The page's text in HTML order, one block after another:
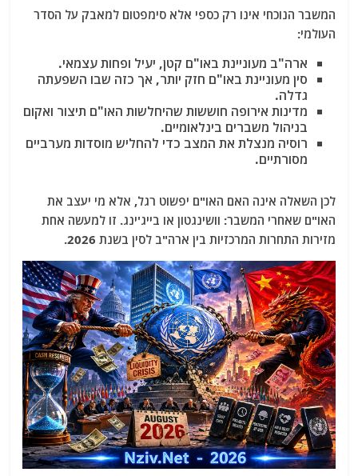
המשבר הנוכחי אינו רק כספי אלא סימפטום למאבק על הסדר
העולמי:
ארה"ב מעוניינת באו"ם קטן, יעיל ופחות עצמאי.
סין מעוניינת באו"ם חזק יותר, אך כזה שבו השפעתה
גדלה.
מדינות אירופה חוששות שהיחלשות האו"ם תיצור ואקום
בניהול משברים בינלאומיים.
רוסיה מנצלת את המצב כדי להחליש מוסדות מערביים
מסורתיים.
לכן השאלה אינה האם האו"ם יפשוט רגל, אלא מי יעצב את
האו"ם שאחרי המשבר: וושינגטון או בייג'ינג. זו למעשה אחת
מזירות התחרות המרכזיות בין ארה"ב לסין בשנת 2026.